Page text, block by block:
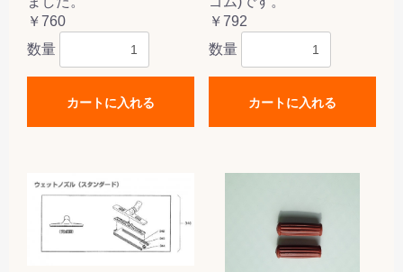
￥760
数量
カートに入れる
￥792
数量
カートに入れる